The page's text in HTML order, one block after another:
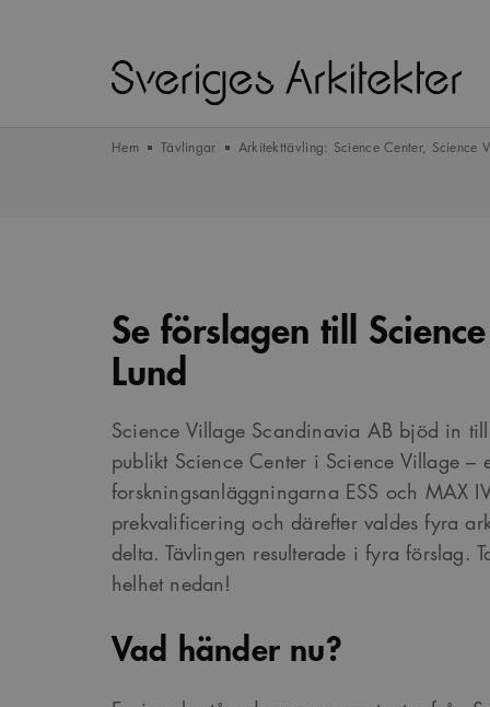
Hem Tävlingar Arkitekttävling: Science Center, Science
Se förslagen till
Lund
Science Village Scandinavia AB bjöd in
publikt Science Center i Science Village –
forskningsanläggningarna ESS och MAX
prekvalificering och därefter valdes fyra
delta. Tävlingen resulterade i fyra förslag.
helhet nedan!
Vad händer nu?